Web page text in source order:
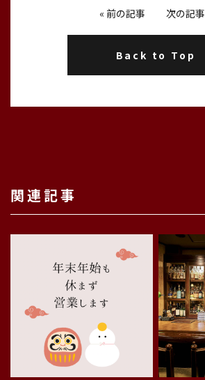
« 前の記事 次の記事
Back to Top
関連記事